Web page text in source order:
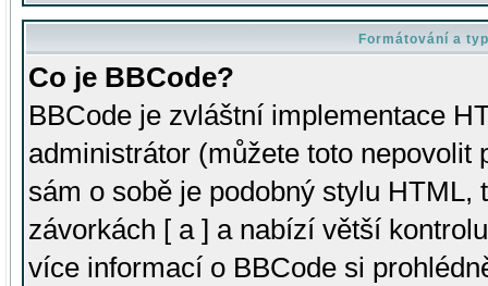
Formátování a
Co je BBCode?
BBCode je zvláštní implementace
administrátor (můžete toto
sám o sobě je podobný stylu HTML,
závorkách [ a ] a nabízí větší
více informací o BBCode si